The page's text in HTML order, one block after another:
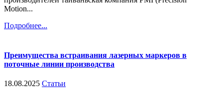
Motion...
Подробнее...
Преимущества встраивания лазерных маркеров в
поточные линии производства
18.08.2025 Статьи